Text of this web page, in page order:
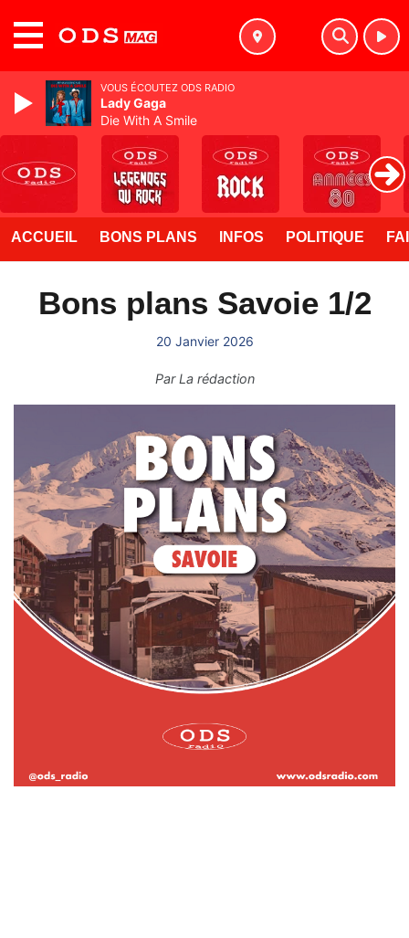
ACCUEIL BONS PLANS INFOS POLITIQUE
Bons plans Savoie 1/2
20 Janvier 2026
ParLa rédaction
VOUS ÉCOUTEZ ODS RADIO
Lady Gaga
Die With A Smile